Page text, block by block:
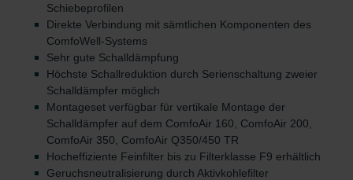
Schiebeprofilen
Direkte Verbindung mit sämtlichen Komponenten des
ComfoWell-Systems
Sehr gute Schalldämpfung
Höchste Schallreduktion durch Serienschaltung zweier
Schalldämpfer möglich
Montageset verfügbar für vertikale Montage der
Schalldämpfer auf dem ComfoAir 160, ComfoAir 200,
ComfoAir 350, ComfoAir Q350/450 TR
Hocheffiziente Feinfilter bis zu Filterklasse F9 erhältlich
Geruchsneutralisierung durch Aktivkohlefilter